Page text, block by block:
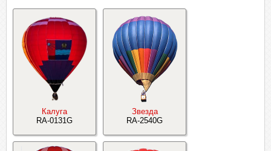
Калуга
RA-0131G
Звезда
RA-2540G